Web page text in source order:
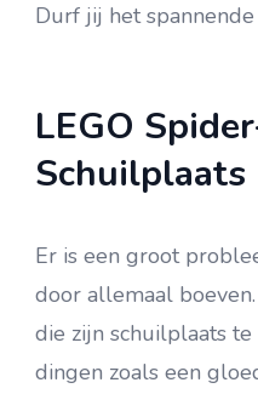
Durf jij het
LEGO
Schuilplaats
Er is een groot
door allemaal
die zijn schuilplaats
dingen zoals een